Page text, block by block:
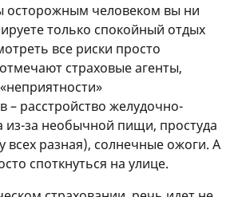
осторожным человеком вы ни
только спокойный отдых
все риски просто
страховые агенты,
– расстройство желудочно-
из-за необычной пищи, простуда
всех разная), солнечные ожоги. А
споткнуться на улице.